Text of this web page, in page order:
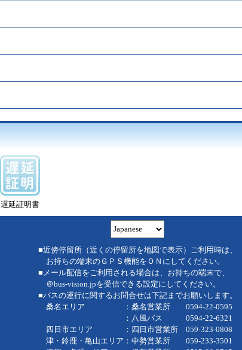
遅延証明書
■近傍停留所（近くの停留所を地図で表示）ご利用時は、
お持ちの端末のＧＰＳ機能をＯＮにしてください。
■メール配信をご利用される場合は、お持ちの端末で、
＠bus-vision.jpを受信できる設定にしてください。
■バスの運行に関するお問合せは下記までお願いします。
桑名エリア ：桑名営業所 0594-22-0595
：八風バス 0594-22-6321
四日市エリア ：四日市営業所 059-323-0808
津・鈴鹿・亀山エリア：中勢営業所 059-233-3501